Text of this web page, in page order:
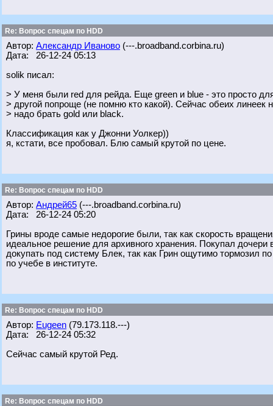
Re: Вопрос спецам по HDD
Автор: Александр Иваново (---.broadband.corbina.ru)
Дата: 26-12-24 05:13
solik писал:
> У меня были red для рейда. Еще green и blue - это просто
> другой попроще (не помню кто какой). Сейчас обеих линеек
> надо брать gold или black.
Классификация как у Джонни Уолкер))
я, кстати, все пробовал. Блю самый крутой по цене.
Re: Вопрос спецам по HDD
Автор: Андрей65 (---.broadband.corbina.ru)
Дата: 26-12-24 05:20
Грины вроде самые недорогие были, так как скорость
идеальное решение для архивного хранения. Покупал
докупать под систему Блек, так как Грин ощутимо тормозил
по учебе в институте.
Re: Вопрос спецам по HDD
Автор: Eugeen (79.173.118.---)
Дата: 26-12-24 05:32
Сейчас самый крутой Ред.
Re: Вопрос спецам по HDD